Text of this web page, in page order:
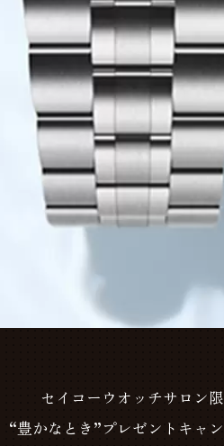
セイコーウオッチサロン
“豊かなとき”プレゼントキャ